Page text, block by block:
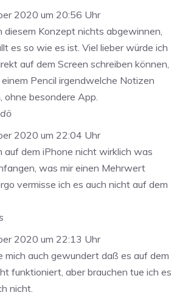
2020 um 20:56 Uhr
diesem Konzept nichts abgewinnen,
es so wie es ist. Viel lieber würde ich
auf dem Screen schreiben können,
Pencil irgendwelche Notizen
ohne besondere App.
2020 um 22:04 Uhr
auf dem iPhone nicht wirklich was
was mir einen Mehrwert
vermisse ich es auch nicht auf dem
2020 um 22:13 Uhr
mich auch gewundert daß es auf dem
funktioniert, aber brauchen tue ich es
nicht.